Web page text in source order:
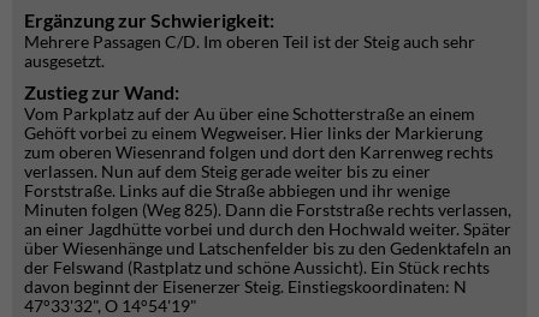
Ergänzung zur Schwierigkeit:
Mehrere Passagen C/D. Im oberen Teil ist der Steig auch sehr
ausgesetzt.
Zustieg zur Wand:
Vom Parkplatz auf der Au über eine Schotterstraße an einem
Gehöft vorbei zu einem Wegweiser. Hier links der Markierung
zum oberen Wiesenrand folgen und dort den Karrenweg rechts
verlassen. Nun auf dem Steig gerade weiter bis zu einer
Forststraße. Links auf die Straße abbiegen und ihr wenige
Minuten folgen (Weg 825). Dann die Forststraße rechts verlassen,
an einer Jagdhütte vorbei und durch den Hochwald weiter. Später
über Wiesenhänge und Latschenfelder bis zu den Gedenktafeln an
der Felswand (Rastplatz und schöne Aussicht). Ein Stück rechts
davon beginnt der Eisenerzer Steig. Einstiegskoordinaten: N
47°33'32", O 14°54'19"